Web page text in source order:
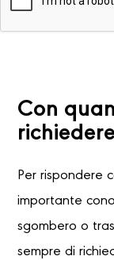
Con
Per rispondere
importante
sgombero o
sempre di